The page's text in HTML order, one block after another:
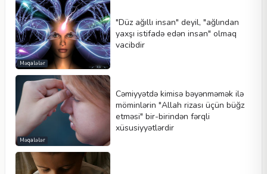
Məqalələr
"Düz ağıllı insan" deyil, "ağlından
yaxşı istifadə edən insan" olmaq
vacibdir
Məqalələr
Cəmiyyətdə kimisə bəyənməmək ilə
möminlərin "Allah rizası üçün büğz
etməsi" bir-birindən fərqli
xüsusiyyətlərdir